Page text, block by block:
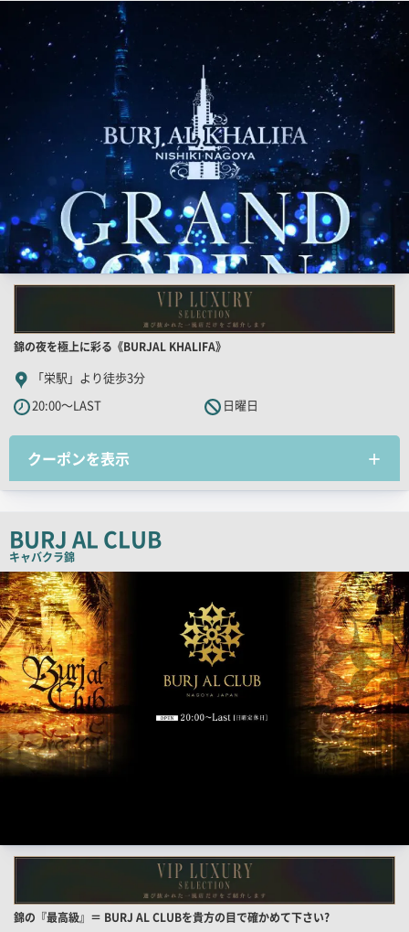
店
画
店
舗
PR
キ
ャ
チ
ー
錦の夜を極上に彩る《BURJAL KHALIFA》
「栄駅」より徒歩3分
20:00～LAST
日曜日
クーポンを表示
BURJ AL CLUB
キャバクラ錦
検
索
結
果
一
覧
用
画
像
店
錦の『最高級』＝ BURJ AL CLUBを貴方の目で確かめて下さい?